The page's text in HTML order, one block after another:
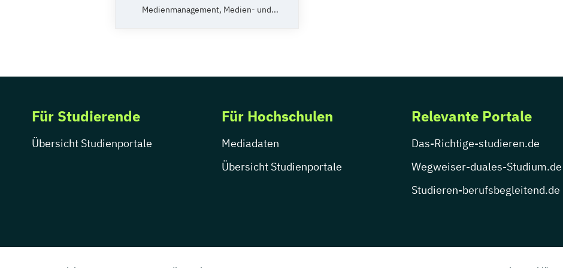
Medienmanagement, Medien- und...
Für Studierende
Übersicht Studienportale
Für Hochschulen
Mediadaten
Übersicht Studienportale
Relevante Portale
Das-Richtige-studieren.de
Wegweiser-duales-Studium.de
Studieren-berufsbegleitend.de